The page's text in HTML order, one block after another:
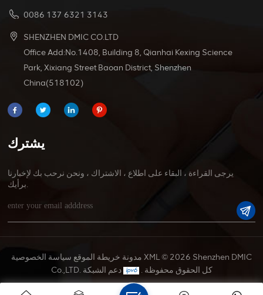
0086 137 6321 3143
SHENZHEN DMIC CO.LTD
Office Add:No.1408, Building 8, Qianhai Kexing Science
Park, Xixiang Street Baoan District, Shenzhen
China(518102)
يشترك
يرجى القراءة ، البقاء على اطلاع ، الاشتراك ، ونحن نرحب بك لإخبارنا
برأيك.
مدونة خريطة الموقع سياسة الخصوصية XML© 2026 Shenzhen DMIC
Co.,LTD. كل الحقوق محفوظة .
دعم الشبكة